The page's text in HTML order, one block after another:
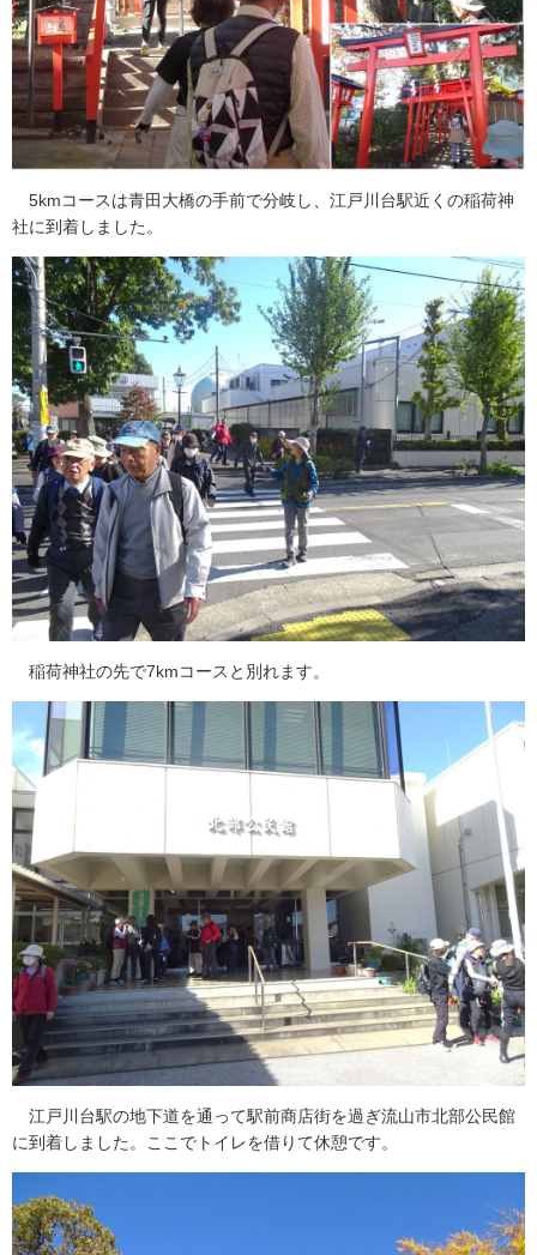
5kmコースは青田大橋の手前で分岐し、江戸川台駅近くの稲荷神
社に到着しました。
稲荷神社の先で7kmコースと別れます。
江戸川台駅の地下道を通って駅前商店街を過ぎ流山市北部公民館
に到着しました。ここでトイレを借りて休憩です。